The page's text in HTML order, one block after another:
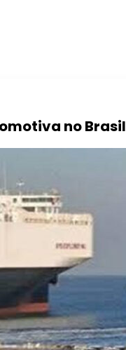
no Brasil